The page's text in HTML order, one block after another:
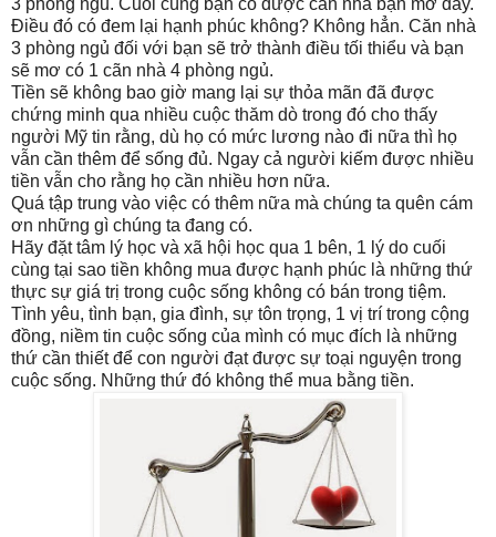
3 phòng ngủ. Cuối cùng bạn có được căn nhà bạn mơ đấy.
Điều đó có đem lại hạnh phúc không? Không hẳn. Căn nhà
3 phòng ngủ đối với bạn sẽ trở thành điều tối thiểu và bạn
sẽ mơ có 1 cãn nhà 4 phòng ngủ.
Tiền sẽ không bao giờ mang lại sự thỏa mãn đã được
chứng minh qua nhiều cuộc thăm dò trong đó cho thấy
người Mỹ tin rằng, dù họ có mức lương nào đi nữa thì họ
vẫn cần thêm để sống đủ. Ngay cả người kiếm được nhiều
tiền vẫn cho rằng họ cần nhiều hơn nữa.
Quá tập trung vào việc có thêm nữa mà chúng ta quên cám
ơn những gì chúng ta đang có.
Hãy đặt tâm lý học và xã hội học qua 1 bên, 1 lý do cuối
cùng tại sao tiền không mua được hạnh phúc là những thứ
thực sự giá trị trong cuộc sống không có bán trong tiệm.
Tình yêu, tình bạn, gia đình, sự tôn trọng, 1 vị trí trong cộng
đồng, niềm tin cuộc sống của mình có mục đích là những
thứ cần thiết để con người đạt được sự toại nguyện trong
cuộc sống. Những thứ đó không thể mua bằng tiền.